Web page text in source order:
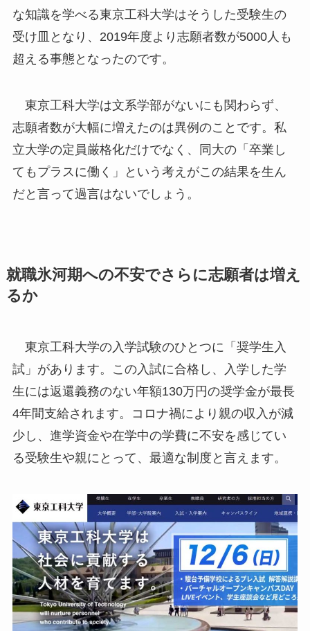
な知識を学べる東京工科大学はそうした受験生の
受け皿となり、2019年度より志願者数が5000人も
超える事態となったのです。
東京工科大学は文系学部がないにも関わらず、
志願者数が大幅に増えたのは異例のことです。私
立大学の定員厳格化だけでなく、同大の「卒業し
てもプラスに働く」という考えがこの結果を生ん
だと言って過言はないでしょう。
就職氷河期への不安でさらに志願者は増え
るか
東京工科大学の入学試験のひとつに「奨学生入
試」があります。この入試に合格し、入学した学
生には返還義務のない年額130万円の奨学金が最長
4年間支給されます。コロナ禍により親の収入が減
少し、進学資金や在学中の学費に不安を感じてい
る受験生や親にとって、最適な制度と言えます。